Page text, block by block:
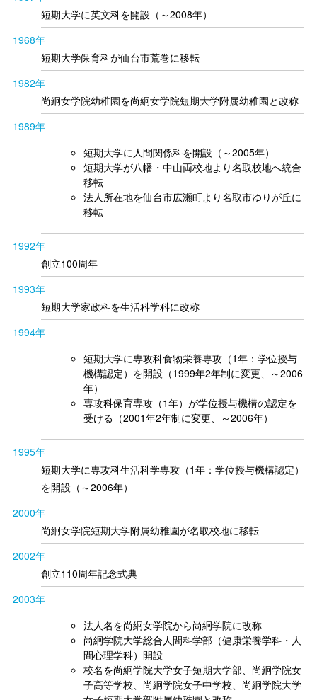
短期大学に英文科を開設（～2008年）
1968年
短期大学保育科が仙台市荒巻に移転
1982年
尚絅女学院幼稚園を尚絅女学院短期大学附属幼稚園と改称
1989年
短期大学に人間関係科を開設（～2005年）
短期大学が八幡・中山両校地より名取校地へ統合
移転
法人所在地を仙台市広瀬町より名取市ゆりが丘に
移転
1992年
創立100周年
1993年
短期大学家政科を生活科学科に改称
1994年
短期大学に専攻科食物栄養専攻（1年：学位授与
機構認定）を開設（1999年2年制に変更、～2006
年）
専攻科保育専攻（1年）が学位授与機構の認定を
受ける（2001年2年制に変更、～2006年）
1995年
短期大学に専攻科生活科学専攻（1年：学位授与機構認定）
を開設（～2006年）
2000年
尚絅女学院短期大学附属幼稚園が名取校地に移転
2002年
創立110周年記念式典
2003年
法人名を尚絅女学院から尚絅学院に改称
尚絅学院大学総合人間科学部（健康栄養学科・人
間心理学科）開設
校名を尚絅学院大学女子短期大学部、尚絅学院女
子高等学校、尚絅学院女子中学校、尚絅学院大学